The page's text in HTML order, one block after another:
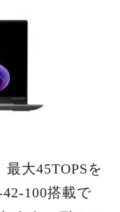
大45TOPSを
100搭載で